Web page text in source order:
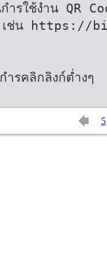
ำรใช้งำน QR
เช่น https://
ำรคลิกลิงก์ต่ำงๆ
5